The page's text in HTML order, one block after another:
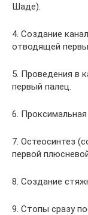
Шаде).
4. Создание
отводящей
5. Проведения в
первый палец.
6.
7. Остеосинтез
первой
8. Создание
9. Стопы сразу